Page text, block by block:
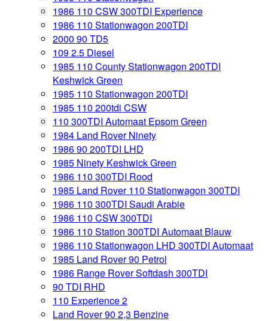
1986 110 CSW 300TDI Experience
1986 110 Stationwagon 200TDI
2000 90 TD5
109 2.5 Diesel
1985 110 County Stationwagon 200TDI
Keshwick Green
1985 110 Stationwagon 200TDI
1985 110 200tdi CSW
110 300TDI Automaat Epsom Green
1984 Land Rover Ninety
1986 90 200TDI LHD
1985 Ninety Keshwick Green
1986 110 300TDI Rood
1985 Land Rover 110 Stationwagon 300TDI
1986 110 300TDI Saudi Arabie
1986 110 CSW 300TDI
1986 110 Station 300TDI Automaat Blauw
1986 110 Stationwagon LHD 300TDI Automaat
1985 Land Rover 90 Petrol
1986 Range Rover Softdash 300TDI
90 TDI RHD
110 Experience 2
Land Rover 90 2,3 Benzine